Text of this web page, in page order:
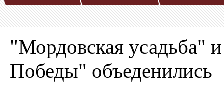
"Мордовская усадьба"
Победы" объеденились